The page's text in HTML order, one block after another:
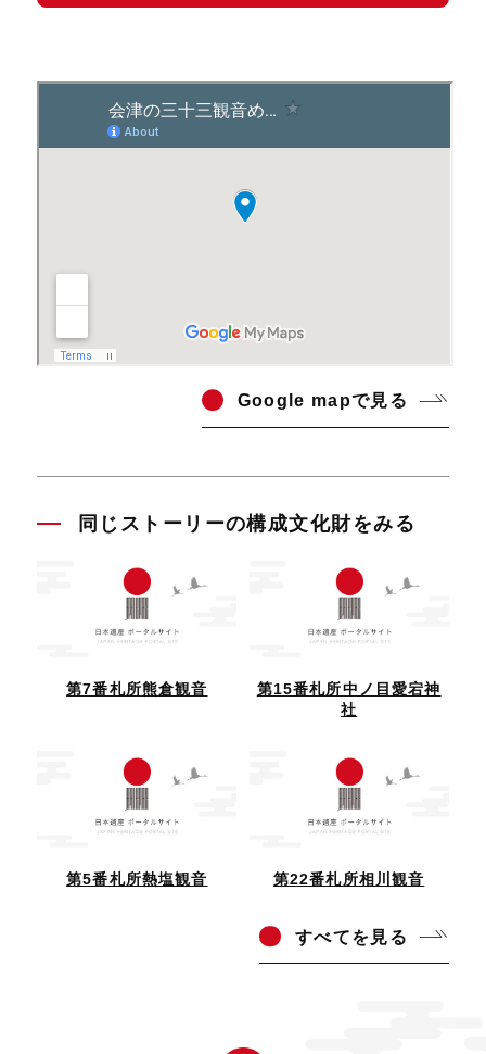
Google mapで見る
同じストーリーの構成文化財をみる
第7番札所熊倉観音
第15番札所中ノ目愛宕神
社
第5番札所熱塩観音 第22番札所相川観音
すべてを見る